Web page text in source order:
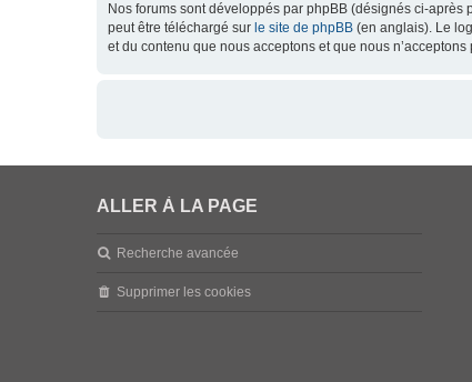
Nos forums sont développés par phpBB (désignés ci-
peut être téléchargé sur le site de phpBB (en anglais). Le
et du contenu que nous acceptons et que nous
ALLER À LA PAGE
Recherche avancée
Supprimer les cookies